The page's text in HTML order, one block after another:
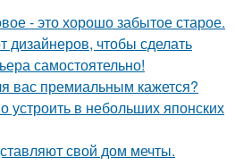
- это хорошо забытое старое.
дизайнеров, чтобы сделать
самостоятельно!
вас премиальным кажется?
устроить в небольших японских
свой дом мечты.